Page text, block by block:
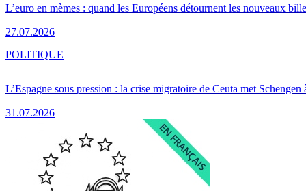
L’euro en mèmes : quand les Européens détournent les nouveaux
27.07.2026
L’Espagne sous pression : la crise migratoire de Ceuta met Schengen
31.07.2026
POLITIQUE